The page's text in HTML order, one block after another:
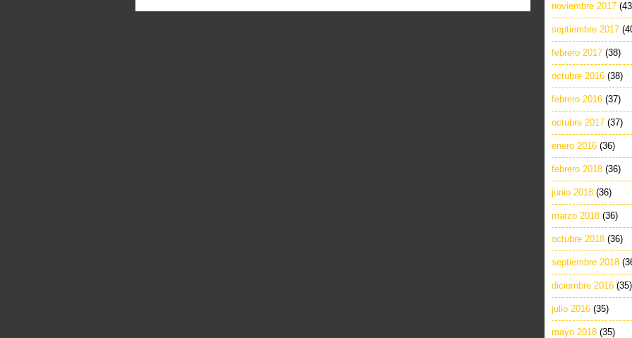
noviembre 2017
septiembre 2017
febrero 2017 (38)
octubre 2016 (38)
febrero 2016 (37)
octubre 2017 (37)
enero 2016 (36)
febrero 2018 (36)
junio 2018 (36)
marzo 2018 (36)
octubre 2018 (36)
septiembre 2018
diciembre 2016 (35)
julio 2016 (35)
mayo 2018 (35)